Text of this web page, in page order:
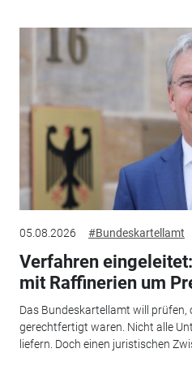
05.08.2026 #Bundeskartellamt
Verfahren
mit Raffinerien um
Das Bundeskartellamt will
gerechtfertigt waren. Nicht alle
liefern. Doch einen juristischen